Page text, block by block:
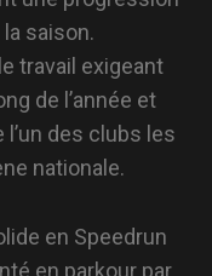
travail exigeant
de l’année et
des clubs les
nationale.
en parkour par
dans la